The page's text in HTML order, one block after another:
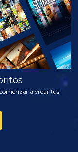
a crear tus